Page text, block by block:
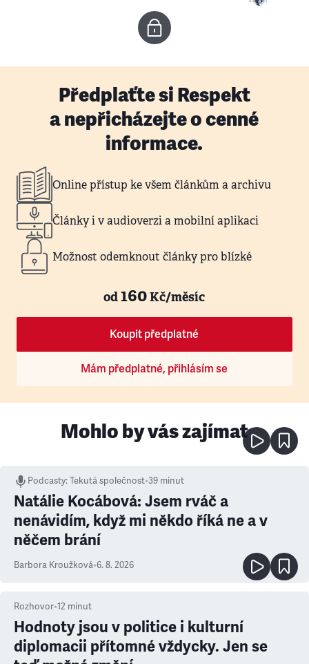
Předplaťte si Respekt
a nepřicházejte o cenné
informace.
Online přístup ke všem článkům a archivu
Články i v audioverzi a mobilní aplikaci
Možnost odemknout články pro blízké
od160Kč/měsíc
Koupit předplatné
Mám předplatné, přihlásím se
Mohlo by vás zajímat
Podcasty:Tekutá společnost•39 minut
Natálie Kocábová: Jsem rváč a
nenávidím, když mi někdo říká ne a v
něčem brání
Barbora Kroužková•6. 8. 2026
Rozhovor•12 minut
Hodnoty jsou v politice i kulturní
diplomacii přítomné vždycky. Jen se